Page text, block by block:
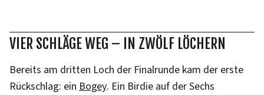
VIER SCHLÄGE WEG – IN ZWÖLF LÖCHERN
Bereits am dritten Loch der Finalrunde kam der erste
Rückschlag: ein Bogey. Ein Birdie auf der Sechs